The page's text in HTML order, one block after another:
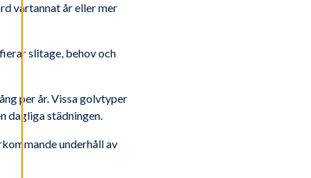
vartannat år eller mer
slitage, behov och
per år. Vissa golvtyper
dagliga städningen.
underhåll av